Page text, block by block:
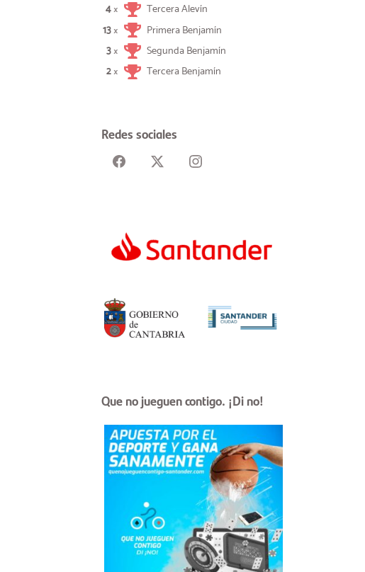
4×
Tercera Alevín
13×
Primera Benjamín
3×
Segunda Benjamín
2× Tercera Benjamín
Redes sociales
Que no jueguen contigo. ¡Di no!